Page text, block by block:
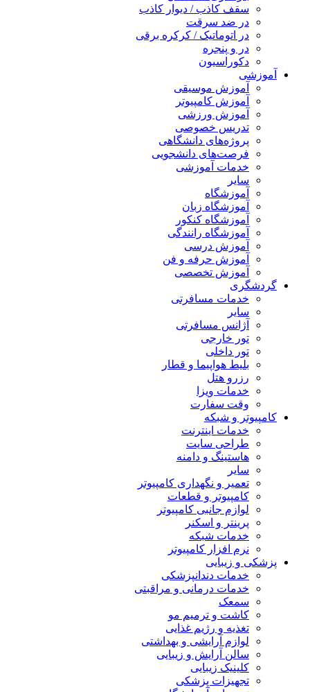
سقف کاذب / دیوار کاذب
در ضد سرقت
در اتوماتیک / کرکره برقی
در و پنجره
دکوراسیون
آموزشی
آموزش موسیقی
آموزش کامپیوتر
آموزش ورزشی
تدریس خصوصی
پروژه‌های دانشگاهی
فرصت‌های دانشجویی
خدمات آموزشی
سایر
آموزشگاه
آموزشگاه زبان
آموزشگاه کنکور
آموزشگاه رانندگی
آموزش درسی
آموزش حرفه و فن
آموزش تخصصی
گردشگری
خدمات مسافرتی
سایر
آژانس مسافرتی
تور خارجی
تور داخلی
بلیط هواپیما و قطار
رزرو هتل
خدمات ویزا
وقت سفارت
کامپیوتر و شبکه
خدمات اینترنت
طراحی سایت
هاستینگ و دامنه
سایر
تعمیر و نگهداری کامپیوتر
کامپیوتر و قطعات
لوازم جانبی کامپیوتر
پرینتر و اسکنر
خدمات شبکه
نرم افزار کامپیوتر
پزشکی و زیبایی
خدمات دندانپزشکی
خدمات درمانی و مراقبتی
سمعک
کاشت و ترمیم مو
تغذیه و رژیم غذایی
لوازم آرایشی و بهداشتی
سالن آرایش و زیبایی
کلینیک زیبایی
تجهیزات پزشکی